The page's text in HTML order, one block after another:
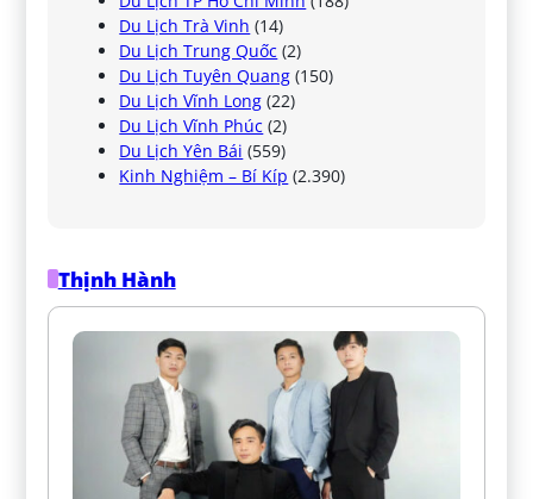
Du Lịch Trà Vinh (14)
Du Lịch Trung Quốc (2)
Du Lịch Tuyên Quang (150)
Du Lịch Vĩnh Long (22)
Du Lịch Vĩnh Phúc (2)
Du Lịch Yên Bái (559)
Kinh Nghiệm – Bí Kíp (2.390)
Thịnh Hành